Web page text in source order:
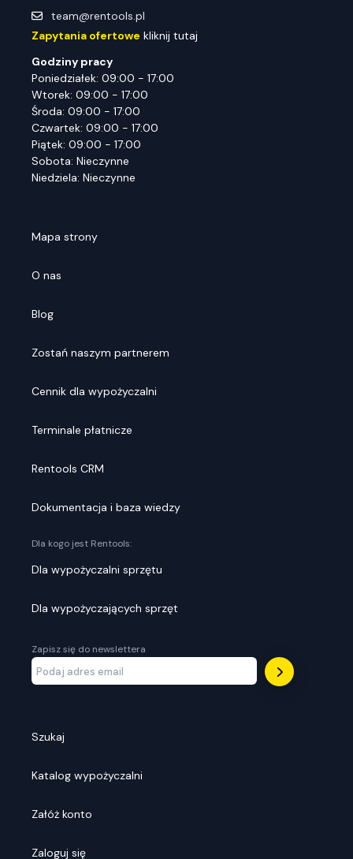
team@rentools.pl
Zapytania ofertowe kliknij tutaj
Godziny pracy
Poniedziałek: 09:00 - 17:00
Wtorek: 09:00 - 17:00
Środa: 09:00 - 17:00
Czwartek: 09:00 - 17:00
Piątek: 09:00 - 17:00
Sobota: Nieczynne
Niedziela: Nieczynne
Mapa strony
O nas
Blog
Zostań naszym partnerem
Cennik dla wypożyczalni
Terminale płatnicze
Rentools CRM
Dokumentacja i baza wiedzy
Dla kogo jest Rentools:
Dla wypożyczalni sprzętu
Dla wypożyczających sprzęt
Zapisz się do newslettera
Szukaj
Katalog wypożyczalni
Załóż konto
Zaloguj się